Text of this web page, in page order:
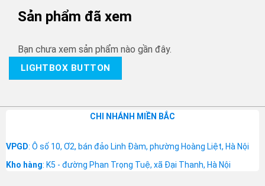
Sản phẩm đã xem
Bạn chưa xem sản phẩm nào gần đây.
LIGHTBOX BUTTON
CHI NHÁNH MIỀN BẮC
VPGD: Ô số 10, Ơ2, bán đảo Linh Đàm, phường Hoàng Liệt, Hà Nội
Kho hàng: K5 - đường Phan Trọng Tuệ, xã Đại Thanh, Hà Nội